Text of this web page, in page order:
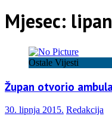
Mjesec:
Ostale Vijesti
Župan otvorio
30. lipnja 2015. Redakcija